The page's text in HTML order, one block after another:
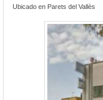
Ubicado en Parets del Vallès